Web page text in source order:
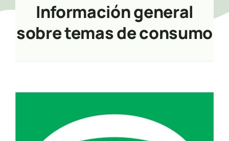
Incidencia
Contacto
Información general
sobre temas de consumo